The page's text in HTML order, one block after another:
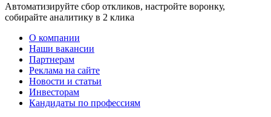
Автоматизируйте сбор откликов, настройте воронку,
собирайте аналитику в 2 клика
О компании
Наши вакансии
Партнерам
Реклама на сайте
Новости и статьи
Инвесторам
Кандидаты по профессиям